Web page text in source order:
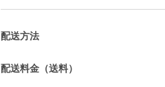
配送方法
配送料金（送料）